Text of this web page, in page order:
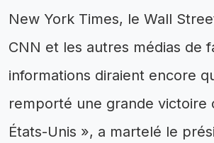
New York Times, le Wall
CNN et les autres médias de
informations diraient encore
remporté une grande victoire
États-Unis », a martelé le